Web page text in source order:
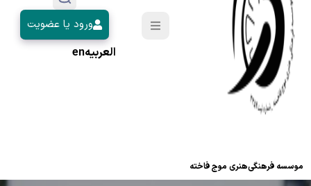
موسسه فرهنگی‌هنری موج فاخته
العربیهen
ورود یا عضویت